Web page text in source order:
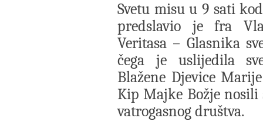
Svetu misu u 9 sati
predslavio je fra
Veritasa – Glasnika
čega je uslijedila
Blažene Djevice
Kip Majke Božje nosili
vatrogasnog društva.